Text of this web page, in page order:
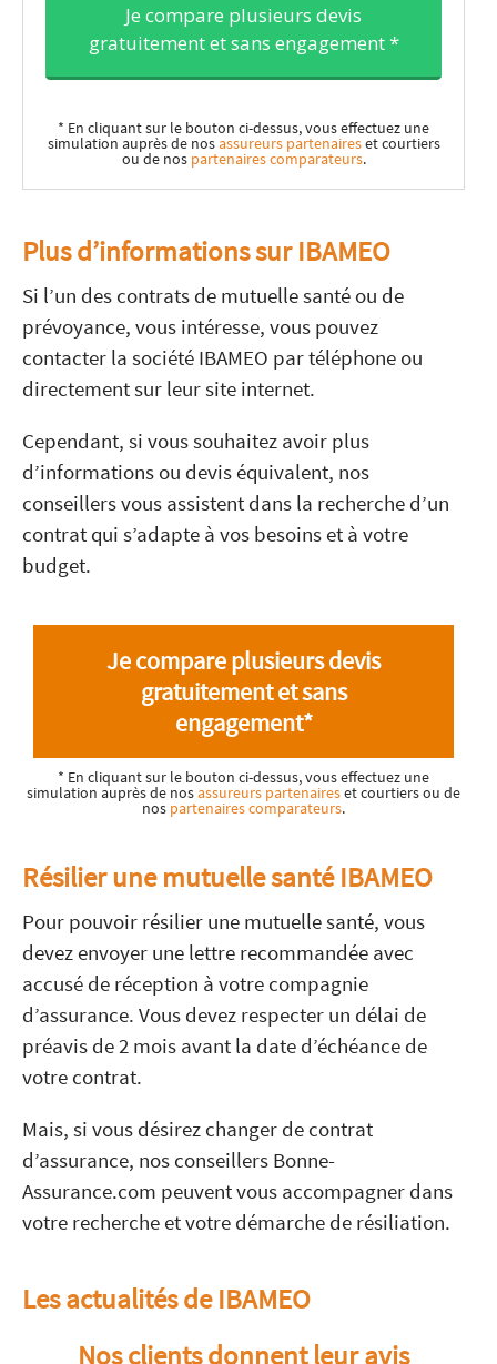
Je compare plusieurs devis
gratuitement et sans engagement *
* En cliquant sur le bouton ci-dessus, vous effectuez une
simulation auprès de nosassureurs partenaireset courtiers
ou de nos partenaires comparateurs.
Plus d’informations sur IBAMEO
Si l’un des contrats de mutuelle santé ou de
prévoyance, vous intéresse, vous pouvez
contacter la société IBAMEO par téléphone ou
directement sur leur site internet.
Cependant, si vous souhaitez avoir plus
d’informations ou devis équivalent, nos
conseillers vous assistent dans la recherche d’un
contrat qui s’adapte à vos besoins et à votre
budget.
Je compare plusieurs devis
gratuitement et sans
engagement*
* En cliquant sur le bouton ci-dessus, vous effectuez une
simulation auprès de nosassureurs partenaireset courtiers ou de
nos partenaires comparateurs.
Résilier une mutuelle santé IBAMEO
Pour pouvoir résilier une mutuelle santé, vous
devez envoyer une lettre recommandée avec
accusé de réception à votre compagnie
d’assurance. Vous devez respecter un délai de
préavis de 2 mois avant la date d’échéance de
votre contrat.
Mais, si vous désirez changer de contrat
d’assurance, nos conseillers Bonne-
Assurance.com peuvent vous accompagner dans
votre recherche et votre démarche de résiliation.
Les actualités de IBAMEO
Nos clients donnent leur avis